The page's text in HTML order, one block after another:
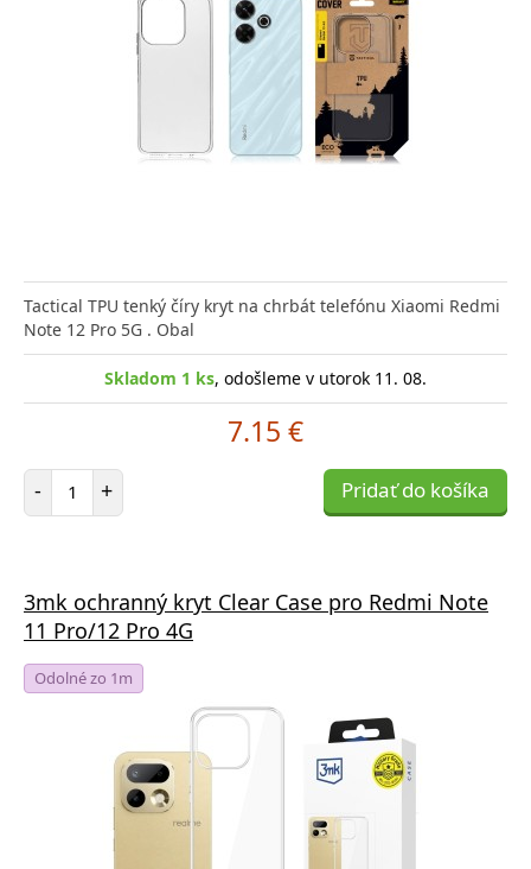
Tactical TPU tenký číry kryt na chrbát telefónu Xiaomi Redmi
Note 12 Pro 5G . Obal
Skladom 1 ks, odošleme v utorok 11. 08.
7.15 €
- Počet položiek
+ Pridať do košíka
3mk ochranný kryt Clear Case pro Redmi Note
11 Pro/12 Pro 4G
Odolné zo 1m